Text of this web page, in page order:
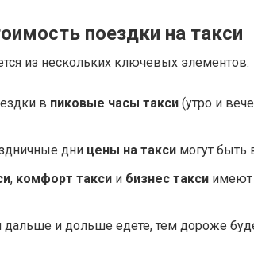
поездки на такси
из нескольких ключевых элементов:
в пиковые часы такси (утро и
дни цены на такси могут
, комфорт такси и бизнес такси имеют
и дольше едете, тем дороже